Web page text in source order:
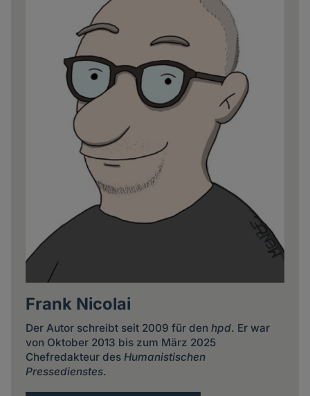
Frank Nicolai
Der Autor schreibt seit 2009 für den hpd. Er war
von Oktober 2013 bis zum März 2025
Chefredakteur des Humanistischen
Pressedienstes.